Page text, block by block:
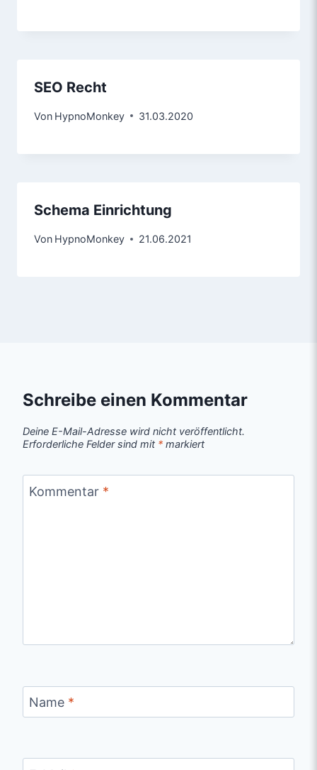
SEO Recht
Von HypnoMonkey 31.03.2020
Schema Einrichtung
Von HypnoMonkey 21.06.2021
Schreibe einen Kommentar
Deine E-Mail-Adresse wird nicht veröffentlicht.
Erforderliche Felder sind mit * markiert
Kommentar *
Name *